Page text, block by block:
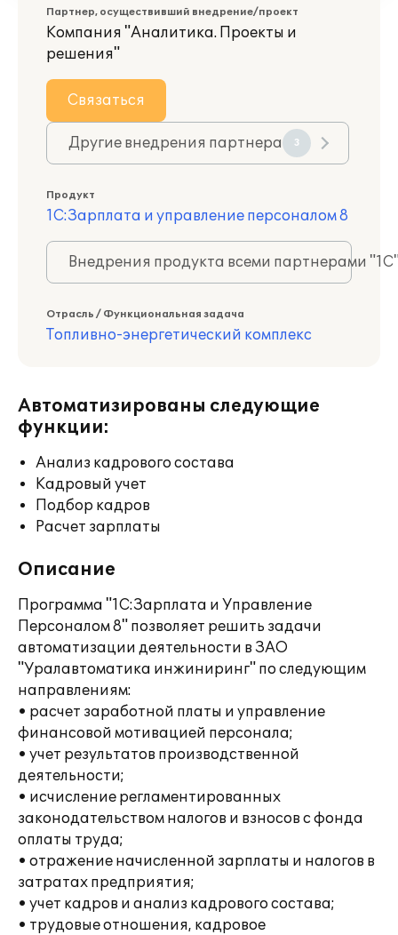
Партнер, осуществивший внедрение/проект
Компания "Аналитика. Проекты и
решения"
Связаться
Другие внедрения партнера 3
Продукт
1С:Зарплата и управление персоналом 8
Внедрения продукта всеми партнерами
Отрасль / Функциональная задача
Топливно-энергетический комплекс
Автоматизированы следующие
функции:
Анализ кадрового состава
Кадровый учет
Подбор кадров
Расчет зарплаты
Описание
Программа "1С:Зарплата и Управление
Персоналом 8" позволяет решить задачи
автоматизации деятельности в ЗАО
"Уралавтоматика инжиниринг" по следующим
направлениям:
• расчет заработной платы и управление
финансовой мотивацией персонала;
• учет результатов производственной
деятельности;
• исчисление регламентированных
законодательством налогов и взносов с фонда
оплаты труда;
• отражение начисленной зарплаты и налогов в
затратах предприятия;
• учет кадров и анализ кадрового состава;
• трудовые отношения, кадровое